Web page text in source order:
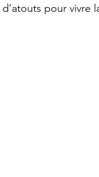
pour vivre